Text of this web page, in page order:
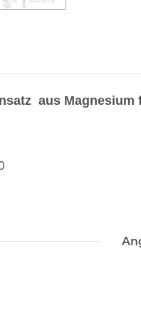
aus Magnesium